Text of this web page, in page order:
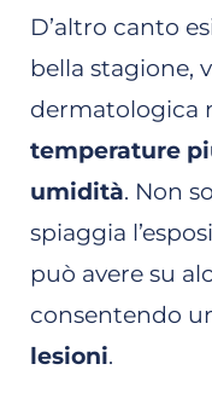
D’altro canto
bella stagione,
dermatologica
temperature
umidità. Non
spiaggia
può avere su
consentendo
lesioni.